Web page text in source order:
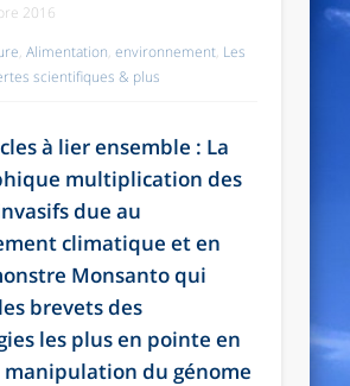
2016
,Alimentation,environnement, Les
scientifiques & plus
à lier ensemble : La
multiplication des
due au
climatique et en
Monsanto qui
brevets des
les plus en pointe en
du génome